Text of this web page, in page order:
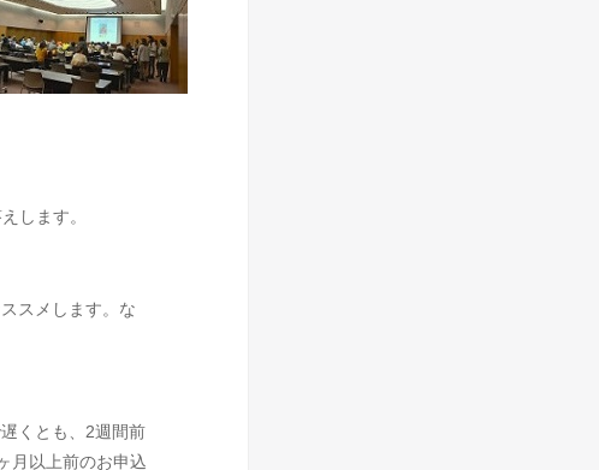
します。
スメします。な
くとも、2週間前
月以上前のお申込